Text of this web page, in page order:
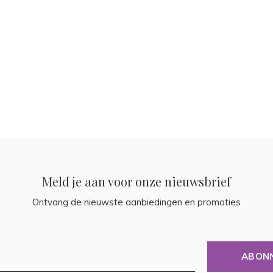
Meld je aan voor onze nieuwsbrief
Ontvang de nieuwste aanbiedingen en promoties